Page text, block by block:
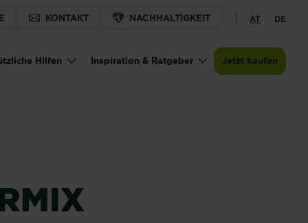
KONTAKT NACHHALTIGKEIT AT DE
Hilfen Inspiration & Ratgeber Jetzt kaufen
Jetzt kaufenSUBSTRAL® Vertikutiermix
Zur Händlersuche